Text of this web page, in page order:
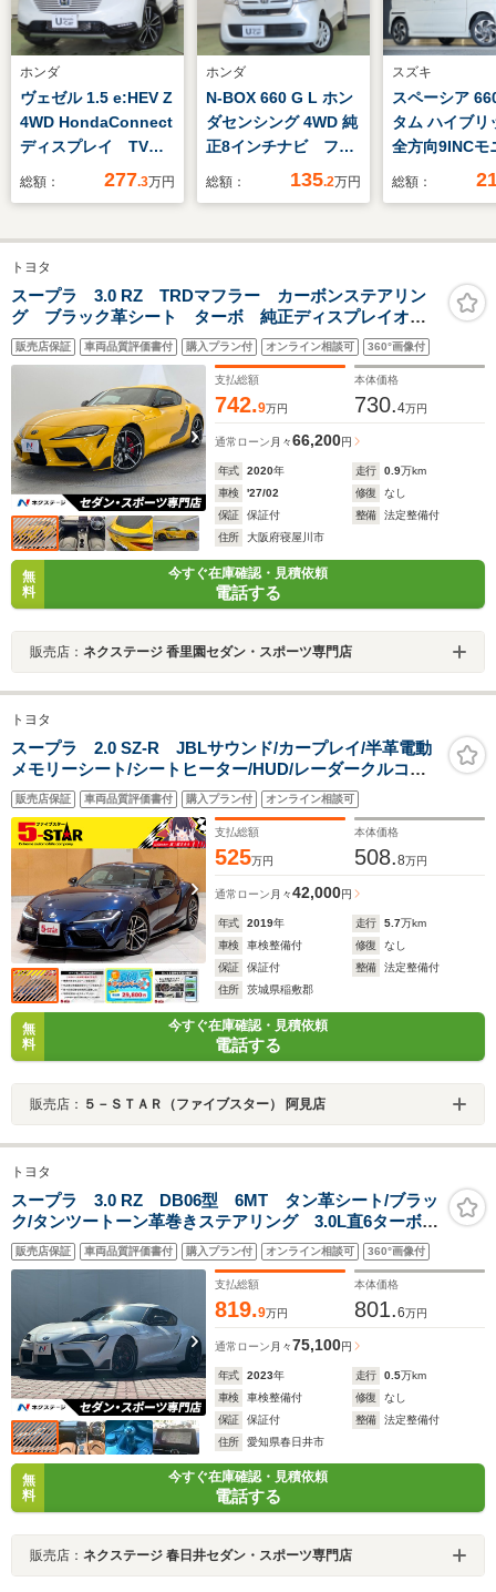
ホンダ
ヴェゼル 1.5 e:HEV Z
4WD HondaConnect
ディスプレイ TVフ
ル リアカメラ
総額： 277.3万円
ホンダ
N-BOX 660 G L ホン
ダセンシング 4WD 純
正8インチナビ フル
セグ リアカメラ 前
ド ETC
総額： 135.2万円
スズキ
スペーシア
タム ハイブリ
全方向9INCモ
メモリナビフ
ト DSBS2
LEDオートラ
ルチユース
電動パーキン
ーキホールド
総額：
トヨタ
スープラ 3.0 RZ TRDマフラー カーボンステアリン
グ ブラック革シート ターボ 純正ディスプレイオー
ディオ アップルカープレイ JBLサウンド プリクラッ
シュセーフティ レーダークルーズコントロール LED
販売店保証 車両品質評価書付 購入プラン付 オンライン相談可 360°画像付
支払総額
742.9万円
本体価格
730.4万円
通常ローン 月々66,200円
年式 2020年 走行 0.9万km
車検
'27/02 修復
なし
保証
保証付 整備
法定整備付
住所
大阪府寝屋川市
無
料
今すぐ在庫確認・見積依頼
電話する
販売店： ネクステージ 香里園セダン・スポーツ専門店
トヨタ
スープラ 2.0 SZ-R JBLサウンド/カープレイ/半革電動
メモリーシート/シートヒーター/HUD/レーダークルコン/
クリアランスソナー/レーンアシスト/BSM/RCTA/アダプ
ティブハイビーム/純正ナビ/バックカメラ/
販売店保証 車両品質評価書付 購入プラン付 オンライン相談可
支払総額
525万円
本体価格
508.8万円
通常ローン 月々42,000円
年式 2019年 走行 5.7万km
車検
車検整備付 修復
なし
保証
保証付 整備
法定整備付
住所
茨城県稲敷郡
無
料
今すぐ在庫確認・見積依頼
電話する
販売店： ５－ＳＴＡＲ（ファイブスター） 阿見店
トヨタ
スープラ 3.0 RZ DB06型 6MT タン革シート/ブラッ
ク/タンツートーン革巻きステアリング 3.0L直6ターボ
387ps 1オーナー 禁煙車 メーカーナビ バックカメ
ラ パワーシート JBLサウンド ETC
販売店保証 車両品質評価書付 購入プラン付 オンライン相談可 360°画像付
支払総額
819.9万円
本体価格
801.6万円
通常ローン 月々75,100円
年式 2023年 走行 0.5万km
車検
車検整備付 修復
なし
保証
保証付 整備
法定整備付
住所
愛知県春日井市
無
料
今すぐ在庫確認・見積依頼
電話する
販売店： ネクステージ 春日井セダン・スポーツ専門店